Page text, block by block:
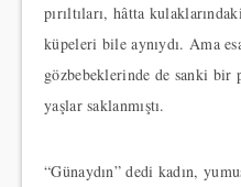
pırıltıları, hâtta
küpeleri bile aynıydı. Ama
gözbebeklerinde de sanki bir
yaşlar saklanmıştı.
“Günaydın” dedi kadın,